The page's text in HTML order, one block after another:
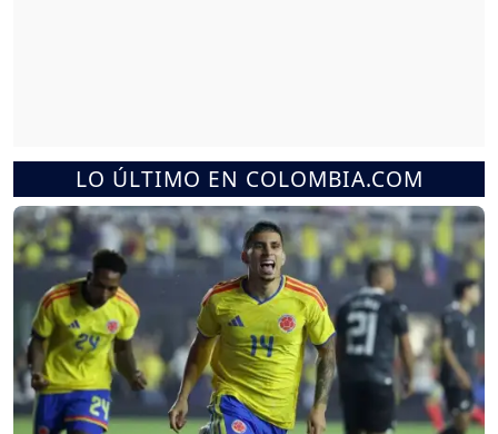
LO ÚLTIMO EN COLOMBIA.COM